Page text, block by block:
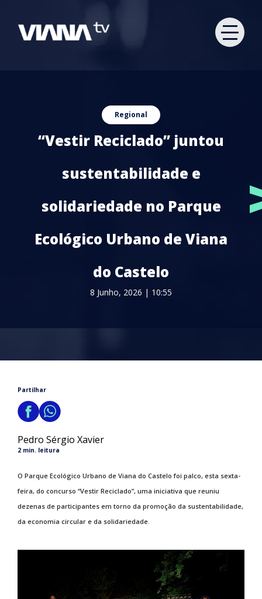
Regional
“Vestir Reciclado” juntou
sustentabilidade e
solidariedade no Parque
Ecológico Urbano de Viana
do Castelo
8 Junho, 2026 | 10:55
Partilhar
Pedro Sérgio Xavier
2 min. leitura
O Parque Ecológico Urbano de Viana do Castelo foi palco, esta sexta-
feira, do concurso “Vestir Reciclado”, uma iniciativa que reuniu
dezenas de participantes em torno da promoção da sustentabilidade,
da economia circular e da solidariedade.